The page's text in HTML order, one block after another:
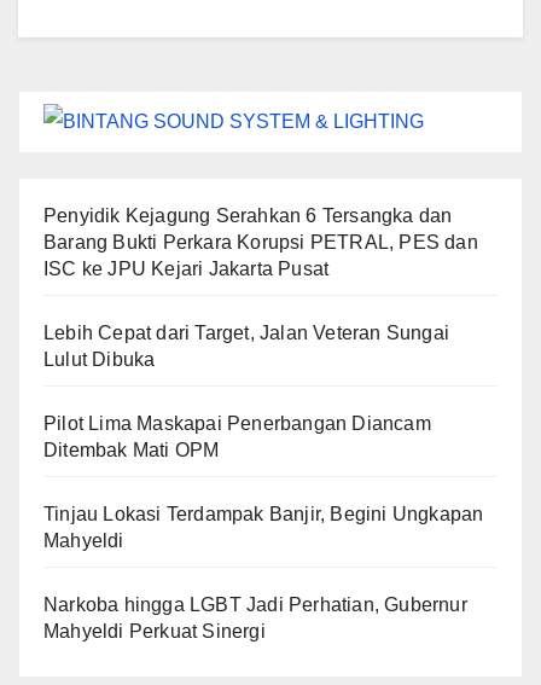
Penyidik Kejagung Serahkan 6 Tersangka dan
Barang Bukti Perkara Korupsi PETRAL, PES dan
ISC ke JPU Kejari Jakarta Pusat
Lebih Cepat dari Target, Jalan Veteran Sungai
Lulut Dibuka
Pilot Lima Maskapai Penerbangan Diancam
Ditembak Mati OPM
Tinjau Lokasi Terdampak Banjir, Begini Ungkapan
Mahyeldi
Narkoba hingga LGBT Jadi Perhatian, Gubernur
Mahyeldi Perkuat Sinergi